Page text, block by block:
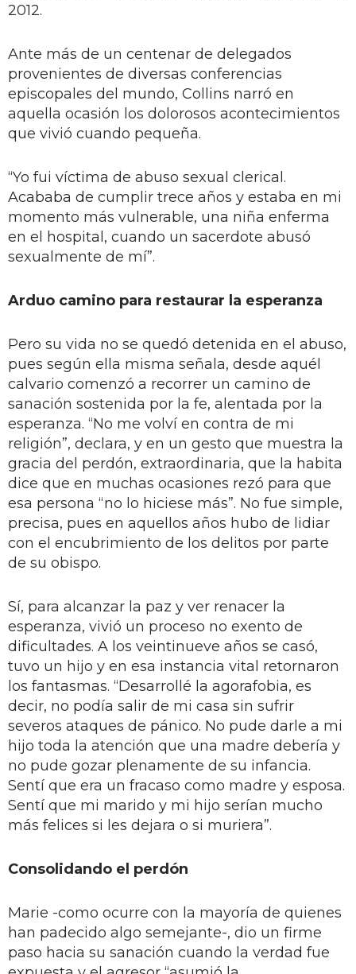
2012.
Ante más de un centenar de delegados
provenientes de diversas conferencias
episcopales del mundo, Collins narró en
aquella ocasión los dolorosos acontecimientos
que vivió cuando pequeña.
“Yo fui víctima de abuso sexual clerical.
Acababa de cumplir trece años y estaba en mi
momento más vulnerable, una niña enferma
en el hospital, cuando un sacerdote abusó
sexualmente de mí”.
Arduo camino para restaurar la esperanza
Pero su vida no se quedó detenida en el abuso,
pues según ella misma señala, desde aquél
calvario comenzó a recorrer un camino de
sanación sostenida por la fe, alentada por la
esperanza. “No me volví en contra de mi
religión”, declara, y en un gesto que muestra la
gracia del perdón, extraordinaria, que la habita
dice que en muchas ocasiones rezó para que
esa persona “no lo hiciese más”. No fue simple,
precisa, pues en aquellos años hubo de lidiar
con el encubrimiento de los delitos por parte
de su obispo.
Sí, para alcanzar la paz y ver renacer la
esperanza, vivió un proceso no exento de
dificultades. A los veintinueve años se casó,
tuvo un hijo y en esa instancia vital retornaron
los fantasmas. “Desarrollé la agorafobia, es
decir, no podía salir de mi casa sin sufrir
severos ataques de pánico. No pude darle a mi
hijo toda la atención que una madre debería y
no pude gozar plenamente de su infancia.
Sentí que era un fracaso como madre y esposa.
Sentí que mi marido y mi hijo serían mucho
más felices si les dejara o si muriera”.
Consolidando el perdón
Marie -como ocurre con la mayoría de quienes
han padecido algo semejante-, dio un firme
paso hacia su sanación cuando la verdad fue